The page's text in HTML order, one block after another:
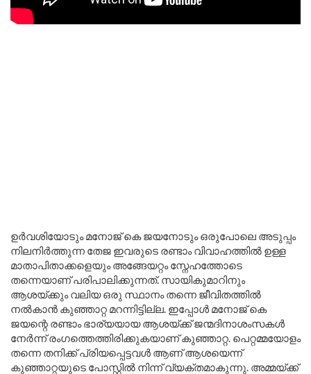
ഉർവശിയോടും മനോജ് കെ ജയനോടും ഒരുപോലെ അടുപ്പം
നിലനിർത്തുന്ന തേജ ഇവരുടെ രണ്ടാം വിവാഹത്തിൽ ഉള്ള
മാതാപിതാക്കളെയും അങ്ങേയറ്റം സ്നേഹത്തോടെ
തന്നെയാണ് പരിപാലിക്കുന്നത്. സായികുമാറിനും
ആശയ്ക്കും വലിയ ഒരു സ്ഥാനം തന്നെ ജീവിതത്തിൽ
നൽകാൻ കുഞ്ഞാറ്റ മറന്നിട്ടില്ല. ഇപ്പോൾ മനോജ് കെ
ജയന്റെ രണ്ടാം ഭാര്യയായ ആശയ്ക്ക് ജന്മദിനാശംസകൾ
നേർന്ന് രംഗത്തെത്തിരിക്കുകയാണ് കുഞ്ഞാറ്റ. പെറ്റമ്മയോളം
തന്നെ തനിക്ക് പ്രിയപ്പെട്ടവൾ ആണ് ആശയെന്ന്
കുഞ്ഞാറ്റയുടെ പോസ്റ്റിൽ നിന്ന് വ്യക്തമാകുന്നു. അമ്മയ്ക്ക്